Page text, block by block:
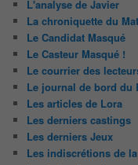
L'analyse de Javier
La chroniquette du
Le Candidat Masqué
Le Casteur Masqué !
Le courrier des
Le journal de bord du
Les articles de Lora
Les derniers castings
Les derniers Jeux
Les indiscrétions de